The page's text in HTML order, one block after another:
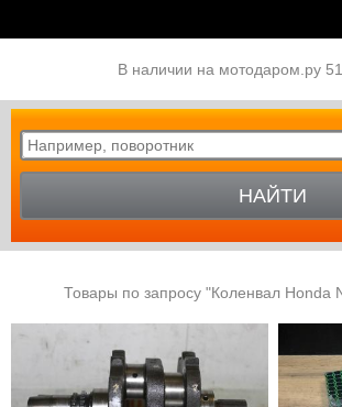
В наличии на мотодаром.ру
НАЙТИ
Товары по запросу "Коленвал Honda